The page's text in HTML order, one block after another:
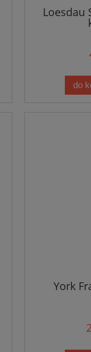
Loesdau
do
York